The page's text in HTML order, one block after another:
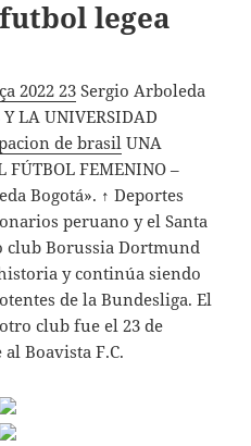
legea
2022 23Sergio Arboleda
LA UNIVERSIDAD
de brasilUNA
FÚTBOL FEMENINO –
Bogotá». ↑ Deportes
peruano y el Santa
club Borussia Dortmund
y continúa siendo
de la Bundesliga. El
club fue el 23 de
Boavista F.C.